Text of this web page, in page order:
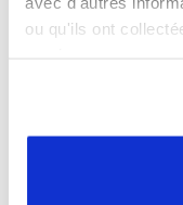
ou qu'ils ont
mouvements étudiants